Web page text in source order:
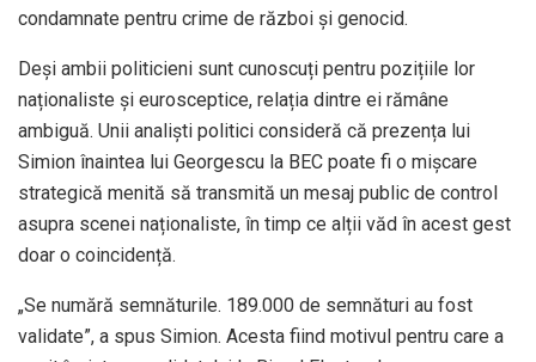
condamnate pentru crime de război și genocid.
Deși ambii politicieni sunt cunoscuți pentru pozițiile lor
naționaliste și eurosceptice, relația dintre ei rămâne
ambiguă. Unii analiști politici consideră că prezența lui
Simion înaintea lui Georgescu la BEC poate fi o mișcare
strategică menită să transmită un mesaj public de control
asupra scenei naționaliste, în timp ce alții văd în acest gest
doar o coincidență.
„Se numără semnăturile. 189.000 de semnături au fost
validate”, a spus Simion. Acesta fiind motivul pentru care a